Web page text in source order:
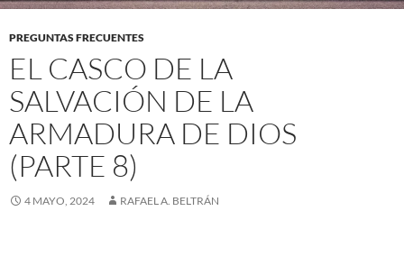
PREGUNTAS FRECUENTES
EL CASCO DE LA
SALVACIÓN DE LA
ARMADURA DE DIOS
(PARTE 8)
4 MAYO, 2024 RAFAEL A. BELTRÁN